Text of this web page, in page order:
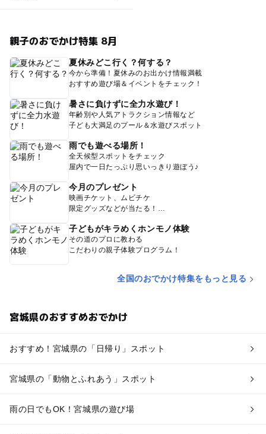
親子のおでかけ特集 8月
夏休みどこ行く？何する？
今から準備！夏休みのお出かけ情報満載
おすすめ遊び場＆イベントをチェック！
暑さに負けずに全力水遊び！
年齢別や人気アトラクション情報など
子ども大満足のプール＆水遊びスポット
雨でも遊べる場所！
全天候型スポットをチェック
屋内で一日たっぷり思いっきり遊ぼう♪
今月のプレゼント
映画チケット、ムビチケ
限定グッズなどが当たる！
子どもがキラめくホンモノ体験
その道のプロに教わる
こだわりの親子体験プログラム！
全国のおでかけ特集をもっと見る
宮城県のおすすめおでかけ
おすすめ！宮城県の「日帰り」スポット
宮城県の「動物とふれあう」スポット
雨の日でもOK！宮城県の遊び場